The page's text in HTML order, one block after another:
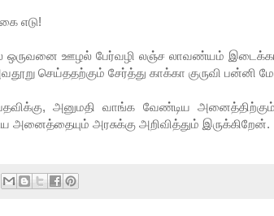
எடு!
ஒருவனை ஊழல் பேர்வழி லஞ்ச லாவண்யம்
செய்ததற்கும் சேர்த்து காக்கா குருவி பன்னி
அனுமதி வாங்க வேண்டிய
அனைத்தையும் அரசுக்கு அறிவித்தும் இருக்கிறேன்.